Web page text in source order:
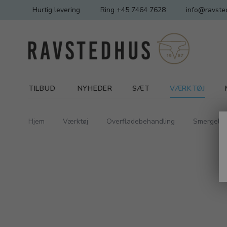
Hurtig levering Ring +45 7464 7628
TILBUD NYHEDER SÆT VÆRKTØJ
Hjem Værktøj Overfladebehandling